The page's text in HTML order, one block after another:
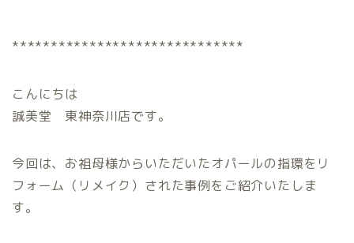
******************************
こんにちは
誠美堂 東神奈川店です。
今回は、お祖母様からいただいたオパールの指環をリ
フォーム（リメイク）された事例をご紹介いたしま
す。